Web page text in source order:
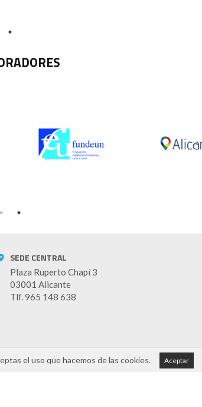
SEDE CENTRAL
Plaza Ruperto Chapí 3
03001 Alicante
Tlf. 965 148 638
el uso que hacemos de las cookies. Aceptar